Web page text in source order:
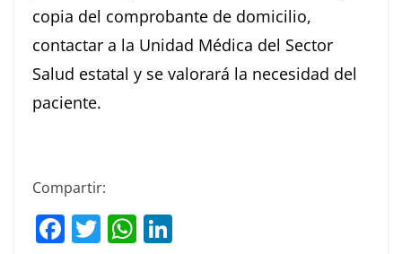
copia del comprobante de domicilio,
contactar a la Unidad Médica del Sector
Salud estatal y se valorará la necesidad del
paciente.
Compartir:
F T W